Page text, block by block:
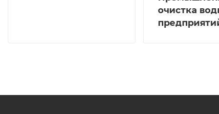
очистка